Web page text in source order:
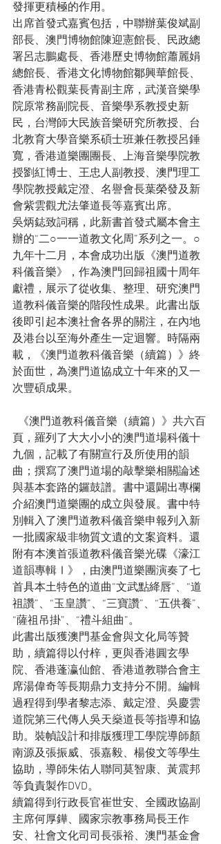
發揮更積極的作用。
出席首發式嘉賓包括，中聯辦葉俊斌副
部長、澳門博物館陳迎憲館長、民政總
署呂志鵬處長、香港歷史博物館蕭麗娟
總館長、香港文化博物館鄒興華館長、
香港青松觀葉長青副主席，武漢音樂學
院原常務副院長、音樂學系教授史新
民，台灣師大民族音樂研究所教授、台
北教育大學音樂系碩士班兼任教授呂錘
寬，香港道樂團團長、上海音樂學院教
授劉紅博士、王忠人副教授、澳門理工
學院教授戴定澄、名譽會長葉榮發及新
會紫雲觀尤法肇道長等嘉賓出席。
吳炳鋕致詞稱，此新書首發式屬本會主
辦的“二○一一道教文化周”系列之一。○
九年十二月，本會成功出版《澳門道教
科儀音樂》，作為澳門回歸祖國十周年
獻禮，展示了從收集、整理、研究澳門
道教科儀音樂的階段性成果。此書出版
後即引起本澳社會各界的關注，在內地
及港台以至海外產生一定迴響。時隔兩
載，《澳門道教科儀音樂（續篇）》終
於面世，為澳門道協成立十年來的又一
次豐碩成果。
頁，羅列了大大小小的澳門道場科儀十
九個，記載了有關宣行及所使用的韻
曲；撰寫了澳門道場的敲擊樂相關論述
與基本套路的鑼鼓譜。書中還闢出專欄
介紹澳門道樂團的成立與發展。書中特
別輯入了澳門道教科儀音樂申報列入新
一批國家級非物質文遺的文案資料。還
附有本澳首張道教科儀音樂光碟《濠江
道韻專輯Ⅰ》，由澳門道樂團演奏了七
首具本土特色的道曲“文武點絳唇”、“道
祖讚”、“玉皇讚”、“三寶讚”、“五供養”、
“薩祖吊掛”、“禮斗組曲”。
此書出版獲澳門基金會與文化局等贊
助，續篇得以付梓，更與香港圓玄學
院、香港蓬瀛仙館、香港道教聯合會主
席湯偉奇等長期鼎力支持分不開。編輯
過程得到學者黎志添、戴定澄、吳慶雲
道院第三代傳人吳天燊道長等指導和協
助。裝幀設計和排版獲理工學院導師顏
南源及張振威、張嘉毅、楊俊文等學生
協助，導師朱佑人聯同莫智康、黃震邦
等負責製作DVD。
續篇得到行政長官崔世安、全國政協副
主席何厚鏵、國家宗教事務局長王作
安、社會文化司司長張裕、澳門基金會